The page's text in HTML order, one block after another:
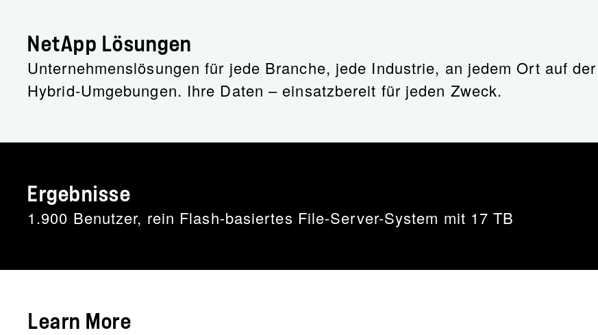
NetApp Lösungen
Unternehmenslösungen für jede Branche, jede Industrie, an jedem Ort auf
Hybrid-Umgebungen. Ihre Daten – einsatzbereit für jeden Zweck.
Ergebnisse
1.900 Benutzer, rein Flash-basiertes File-Server-System mit 17 TB
Learn More